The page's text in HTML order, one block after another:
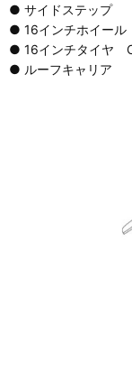
● サイドステップ
● 16インチホイー
● 16インチタイヤ
● ルーフキャリア